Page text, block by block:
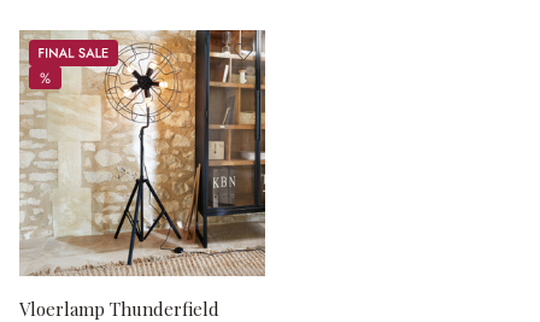
Sale
%
%
Vloerlamp Thunderfield